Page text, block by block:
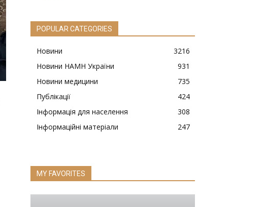
POPULAR CATEGORIES
Новини
3216
Новини НАМН України
931
Новини медицини
735
Публікації
424
Інформація для населення
308
Інформаційні матеріали
247
MY FAVORITES